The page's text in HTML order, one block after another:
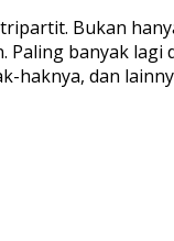
Bukan
Paling banyak lagi
dan